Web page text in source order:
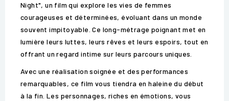
Night", un film qui explore les vies de femmes
courageuses et déterminées, évoluant dans un monde
souvent impitoyable. Ce long-métrage poignant met en
lumière leurs luttes, leurs rêves et leurs espoirs, tout en
offrant un regard intime sur leurs parcours uniques.
Avec une réalisation soignée et des performances
remarquables, ce film vous tiendra en haleine du début
à la fin. Les personnages, riches en émotions, vous